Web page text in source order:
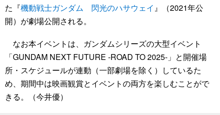
た『機動戦士ガンダム 閃光のハサウェイ 』（2021年公
開）が劇場公開される。
なお本イベントは、ガンダムシリーズの大型イベント
「GUNDAM NEXT FUTURE -ROAD TO 2025-」と開催場
所・スケジュールが連動（一部劇場を除く）しているた
め、期間中は映画観賞とイベントの両方を楽しむことがで
きる。（今井優）